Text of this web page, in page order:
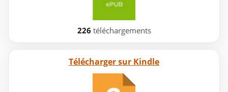
226 téléchargements
Télécharger sur Kindle